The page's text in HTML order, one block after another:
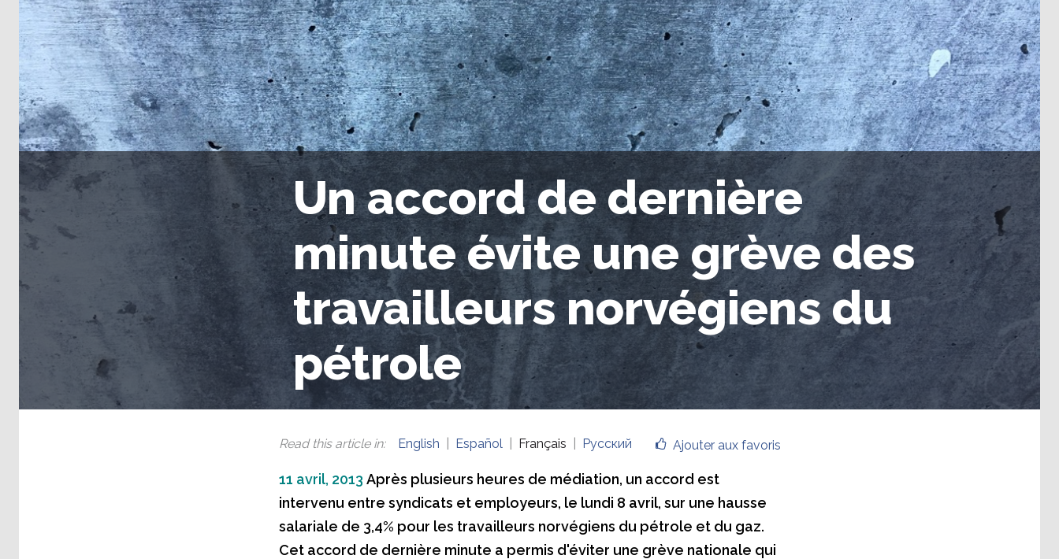
Un accord de dernière
minute évite une grève des
travailleurs norvégiens du
pétrole
Ajouter aux favoris
Read this article in: English Español Français Русский
11 avril, 2013 Après plusieurs heures de médiation, un accord est
intervenu entre syndicats et employeurs, le lundi 8 avril, sur une hausse
salariale de 3,4% pour les travailleurs norvégiens du pétrole et du gaz.
Cet accord de dernière minute a permis d'éviter une grève nationale qui